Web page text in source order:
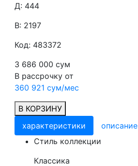
Д: 444
В: 2197
Код: 483372
3 686 000 сум
В рассрочку от
360 921 сум/мес
В КОРЗИНУ
характеристики
описание
Cтиль коллекции
Классика